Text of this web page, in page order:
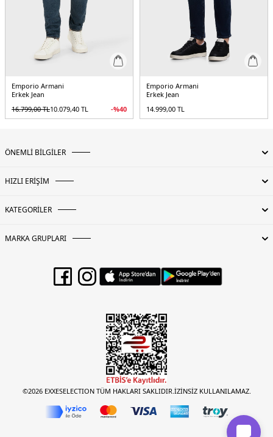
Emporio Armani
Erkek Jean
16.799,00TL10.079,40 TL -%40
Emporio Armani
Erkek Jean
14.999,00 TL
ÖNEMLİ BİLGİLER
HIZLI ERİŞİM
KATEGORİLER
MARKA GRUPLARI
©2026 EXXESELECTION TÜM HAKLARI SAKLIDIR.İZİNSİZ KULLANILAMAZ.